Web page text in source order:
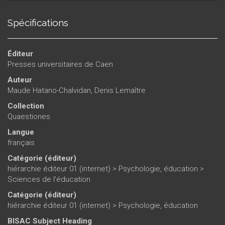
Spécifications
Éditeur
Presses universitaires de Caen
Auteur
Maude Hatano-Chalvidan Denis Lemaître
Collection
Quaestiones
Langue
français
Catégorie (éditeur)
hiérarchie éditeur 01 (internet) > Psychologie, éducation >
Sciences de l'éducation
Catégorie (éditeur)
hiérarchie éditeur 01 (internet) > Psychologie, éducation
BISAC Subject Heading